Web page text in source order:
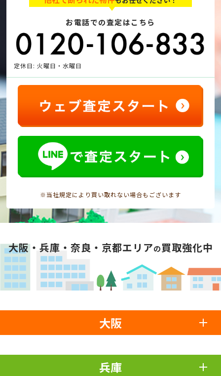
お電話での査定はこちら
定休日: 火曜日・水曜日
※当社規定により買い取れない場合もございます
大阪・兵庫・奈良・京都エリアの買取強化中
大阪
兵庫